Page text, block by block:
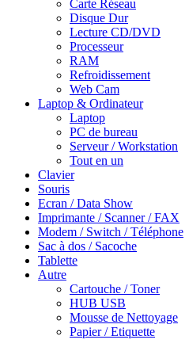
Carte Réseau
Disque Dur
Lecture CD/DVD
Processeur
RAM
Refroidissement
Web Cam
Laptop & Ordinateur
Laptop
PC de bureau
Serveur / Workstation
Tout en un
Clavier
Souris
Ecran / Data Show
Imprimante / Scanner / FAX
Modem / Switch / Téléphone
Sac à dos / Sacoche
Tablette
Autre
Cartouche / Toner
HUB USB
Mousse de Nettoyage
Papier / Etiquette